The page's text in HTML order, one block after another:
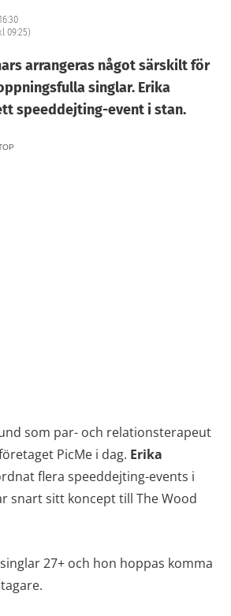
09:25)
arrangeras något särskilt för
singlar. Erika
speeddejting-event i stan.
som par- och relationsterapeut
PicMe i dag. Erika
flera speeddejting-events i
snart sitt koncept till The Wood
27+ och hon hoppas komma